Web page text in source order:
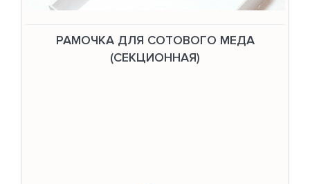
РАМОЧКА ДЛЯ СОТОВОГО МЕДА
(СЕКЦИОННАЯ)